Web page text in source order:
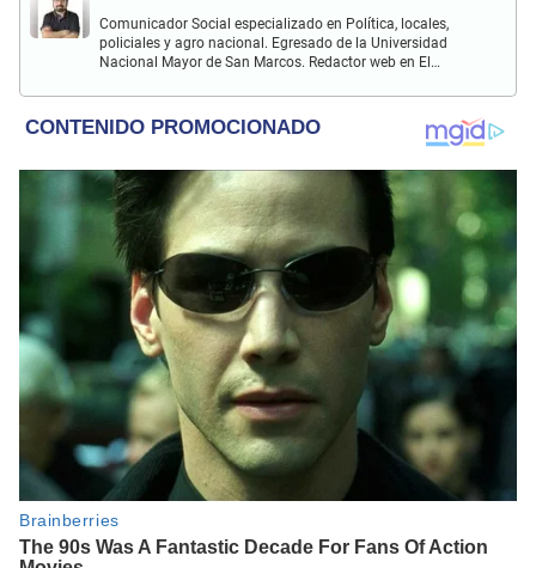
Comunicador Social especializado en Política, locales,
policiales y agro nacional. Egresado de la Universidad
Nacional Mayor de San Marcos. Redactor web en El
Sociología, Historia, Matemáticas, Psicología, Filosofía,
películas y series.